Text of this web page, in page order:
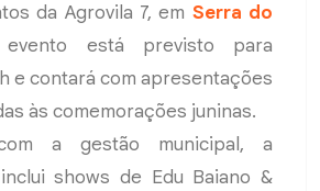
da Agrovila 7, em Serra do
está previsto para
e contará com apresentações
às comemorações juninas.
a gestão municipal, a
shows de Edu Baiano &